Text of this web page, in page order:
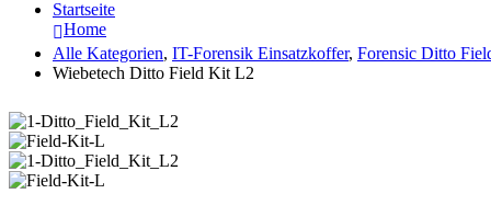
Startseite
Home
Alle Kategorien, IT-Forensik Einsatzkoffer, Forensic Ditto
Wiebetech Ditto Field Kit L2